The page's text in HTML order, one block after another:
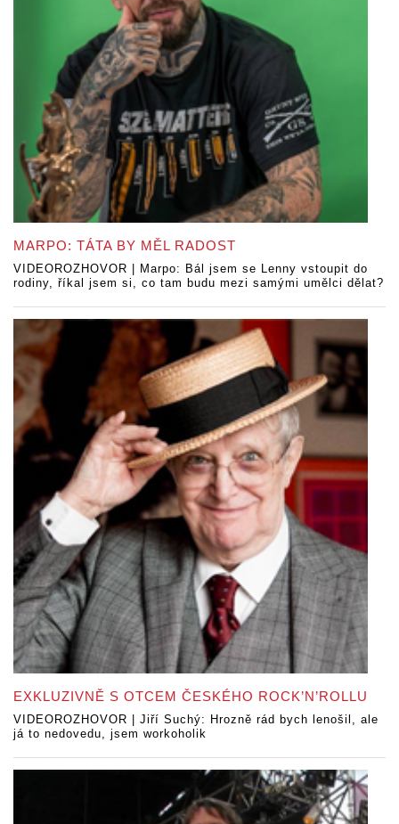
MARPO: TÁTA BY MĚL RADOST
VIDEOROZHOVOR | Marpo: Bál jsem se Lenny vstoupit do
rodiny, říkal jsem si, co tam budu mezi samými umělci dělat?
EXKLUZIVNĚ S OTCEM ČESKÉHO ROCK’N’ROLLU
VIDEOROZHOVOR | Jiří Suchý: Hrozně rád bych lenošil, ale
já to nedovedu, jsem workoholik